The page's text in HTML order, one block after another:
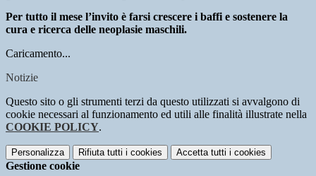
Per tutto il mese l’invito è farsi crescere i baffi e sostenere la
cura e ricerca delle neoplasie maschili.
Caricamento...
Notizie
Questo sito o gli strumenti terzi da questo utilizzati si avvalgono di
cookie necessari al funzionamento ed utili alle finalità illustrate nella
COOKIE POLICY.
Personalizza Rifiuta tutti i cookies Accetta tutti i cookies
Gestione cookie